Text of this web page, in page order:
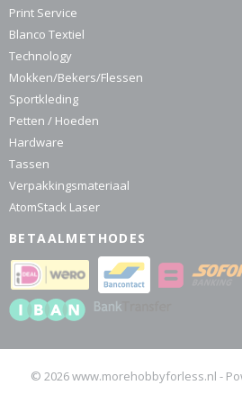
Print Service
Blanco Textiel
Technology
Mokken/Bekers/Flessen
Sportkleding
Petten / Hoeden
Hardware
Tassen
Verpakkingsmateriaal
AtomStack Laser
BETAALMETHODES
© 2026 www.morehobbyforless.nl -